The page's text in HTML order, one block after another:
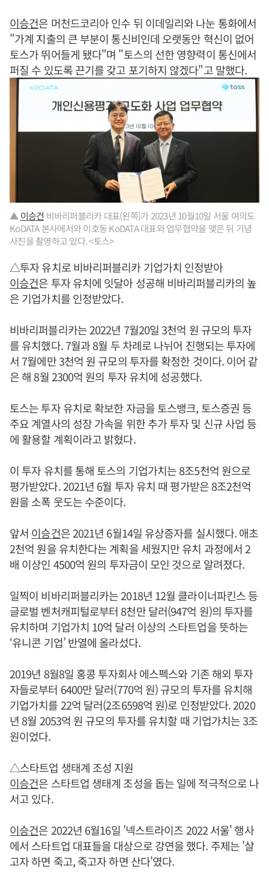
이승건은 머천드코리아 인수 뒤 이데일리와 나눈 통화에서
"가계 지출의 큰 부분이 통신비인데 오랫동안 혁신이 없어
토스가 뛰어들게 됐다"며 "토스의 선한 영향력이 통신에서
퍼질 수 있도록 끈기를 갖고 포기하지 않겠다"고 말했다.
▲ 이승건 비바리퍼블리카 대표(왼쪽)가 2023년 10월10일 서울 여의도
KoDATA 본사에서와 이호동 KoDATA 대표와 업무협약을 맺은 뒤 기념
사진을 촬영하고 있다. <토스>
△투자 유치로 비바리퍼블리카 기업가치 인정받아
이승건은 투자 유치에 잇달아 성공해 비바리퍼블리카의 높
은 기업가치를 인정받았다.
비바리퍼블리카는 2022년 7월20일 3천억 원 규모의 투자
를 유치했다. 7월과 8월 두 차례로 나뉘어 진행되는 투자에
서 7월에만 3천억 원 규모의 투자를 확정한 것이다. 이어 같
은 해 8월 2300억 원의 투자 유치에 성공했다.
토스는 투자 유치로 확보한 자금을 토스뱅크, 토스증권 등
주요 계열사의 성장 가속을 위한 추가 투자 및 신규 사업 등
에 활용할 계획이라고 밝혔다.
이 투자 유치를 통해 토스의 기업가치는 8조5천억 원으로
평가받았다. 2021년 6월 투자 유치 때 평가받은 8조2천억
원을 소폭 웃도는 수준이다.
앞서 이승건은 2021년 6월14일 유상증자를 실시했다. 애초
2천억 원을 유치한다는 계획을 세웠지만 유치 과정에서 2
배 이상인 4500억 원의 투자금이 모인 것으로 알려졌다.
일찍이 비바리퍼블리카는 2018년 12월 클라이너파킨스 등
글로벌 벤처캐피털로부터 8천만 달러(947억 원)의 투자를
유치하며 기업가치 10억 달러 이상의 스타트업을 뜻하는
‘유니콘 기업’ 반열에 올라섰다.
2019년 8월8일 홍콩 투자회사 에스펙스와 기존 해외 투자
자들로부터 6400만 달러(770억 원) 규모의 투자를 유치해
기업가치를 22억 달러(2조6598억 원)로 인정받았다. 2020
년 8월 2053억 원 규모의 투자를 유치할 때 기업가치는 3조
원이었다.
△스타트업 생태계 조성 지원
이승건은 스타트업 생태계 조성을 돕는 일에 적극적으로 나
서고 있다.
이승건은 2022년 6월16일 '넥스트라이즈 2022 서울' 행사
에서 스타트업 대표들을 대상으로 강연을 했다. 주제는 '살
고자 하면 죽고, 죽고자 하면 산다'였다.